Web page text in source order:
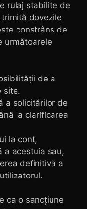
rulaj stabilite de
dovezile
constrâns de
următoarele
de a
site.
a solicitărilor de
la clarificarea
la cont,
a acestuia sau,
definitivă a
ca o sancțiune